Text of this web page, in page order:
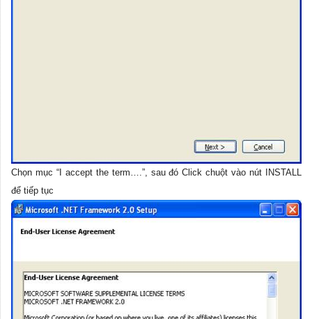
Chọn mục “I accept the term….”, sau đó Click chuột vào nút INSTALL
để tiếp tục